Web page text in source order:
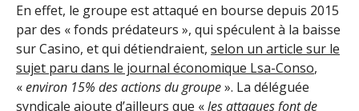
En effet, le groupe est attaqué en bourse depuis 2015
par des « fonds prédateurs », qui spéculent à la baisse
sur Casino, et qui détiendraient, selon un article sur le
sujet paru dans le journal économique Lsa-Conso,
«environ 15% des actions du groupe». La déléguée
syndicale ajoute d’ailleurs que «les attaques font de